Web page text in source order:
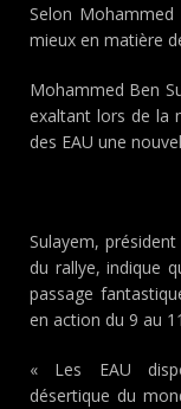
Selon
mieux en matière
Mohammed Ben
exaltant lors de la
des EAU une
Sulayem,
du rallye, indique
passage
en action du 9 au
« Les EAU
désertique du